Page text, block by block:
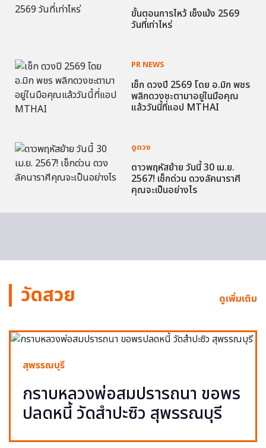
ขั้นตอนการไหว้ เช็งเม้ง 2569
วันที่เท่าไหร่
PR NEWS
เช็ก ดวงปี 2569 โดย อ.มิก พชร
พลิกดวงชะตามาอยู่ในมือคุณ
แล้ววันนี้ที่แอป MTHAI
ดูดวง
ดาวพฤหัสย้าย วันนี้ 30 เม.ย.
2567! เช็กด่วน ดวงลัคนาราศี
คุณจะเป็นอย่างไร
วัดสวย ดูเพิ่มเติม
สุพรรณบุรี
กราบหลวงพ่อสมปรารถนา ขอพร
ปลดหนี้ วัดสำปะซิว สุพรรณบุรี